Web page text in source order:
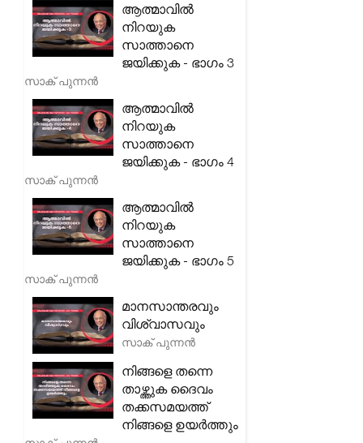
ആത്മാവിൽ
നിറയുക
സാത്താനെ
ജയിക്കുക - ഭാഗം 3
സാക് പുന്നൻ
ആത്മാവിൽ
നിറയുക
സാത്താനെ
ജയിക്കുക - ഭാഗം 4
സാക് പുന്നൻ
ആത്മാവിൽ
നിറയുക
സാത്താനെ
ജയിക്കുക - ഭാഗം 5
സാക് പുന്നൻ
മാനസാന്തരവും
വിശ്വാസവും
സാക് പുന്നൻ
നിങ്ങളെ തന്നെ
താഴ്ത്തുക ദൈവം
തക്കസമയത്ത്
നിങ്ങളെ ഉയർത്തും